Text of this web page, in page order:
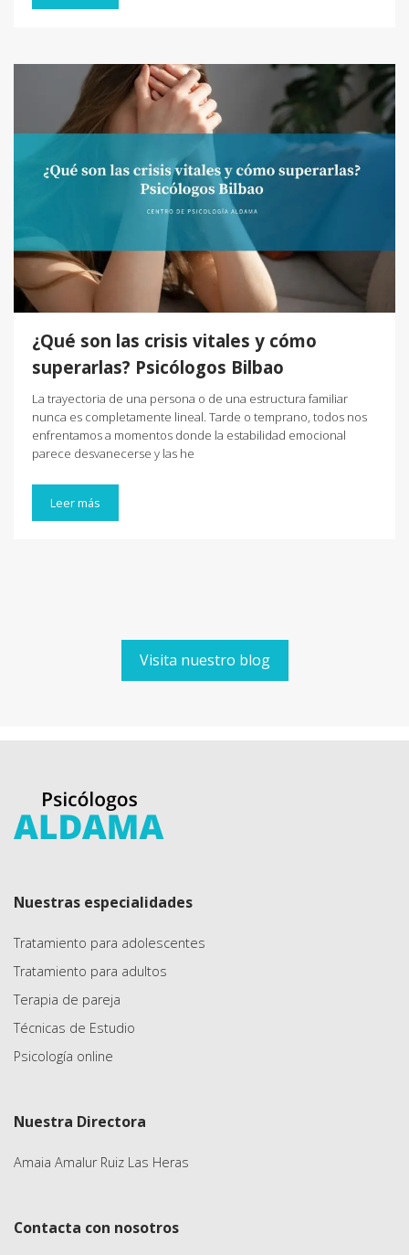
¿Qué son las crisis vitales y cómo
superarlas? Psicólogos Bilbao
La trayectoria de una persona o de una estructura familiar
nunca es completamente lineal. Tarde o temprano, todos nos
enfrentamos a momentos donde la estabilidad emocional
parece desvanecerse y las he
Leer más
Visita nuestro blog
Nuestras especialidades
Tratamiento para adolescentes
Tratamiento para adultos
Terapia de pareja
Técnicas de Estudio
Psicología online
Nuestra Directora
Amaia Amalur Ruiz Las Heras
Contacta con nosotros